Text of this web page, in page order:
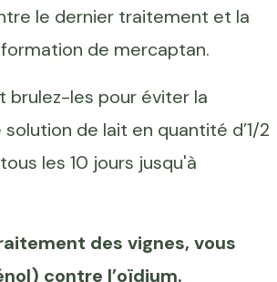
le dernier traitement et la
de mercaptan.
brulez-les pour éviter la
de lait en quantité d’1/2
les 10 jours jusqu'à
des vignes, vous
contre l’oïdium.